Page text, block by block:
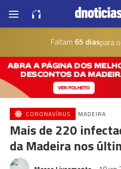
Faltam 65 diaspara
CORONAVÍRUS MADEIRA
Mais de 220
da Madeira nos